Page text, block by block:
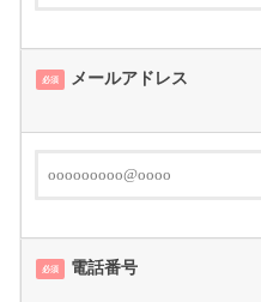
必須 メールアドレス
必須 電話番号